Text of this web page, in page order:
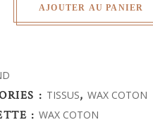
AJOUTER AU PANIER
: TISSUS,WAX COTON
:WAX COTON